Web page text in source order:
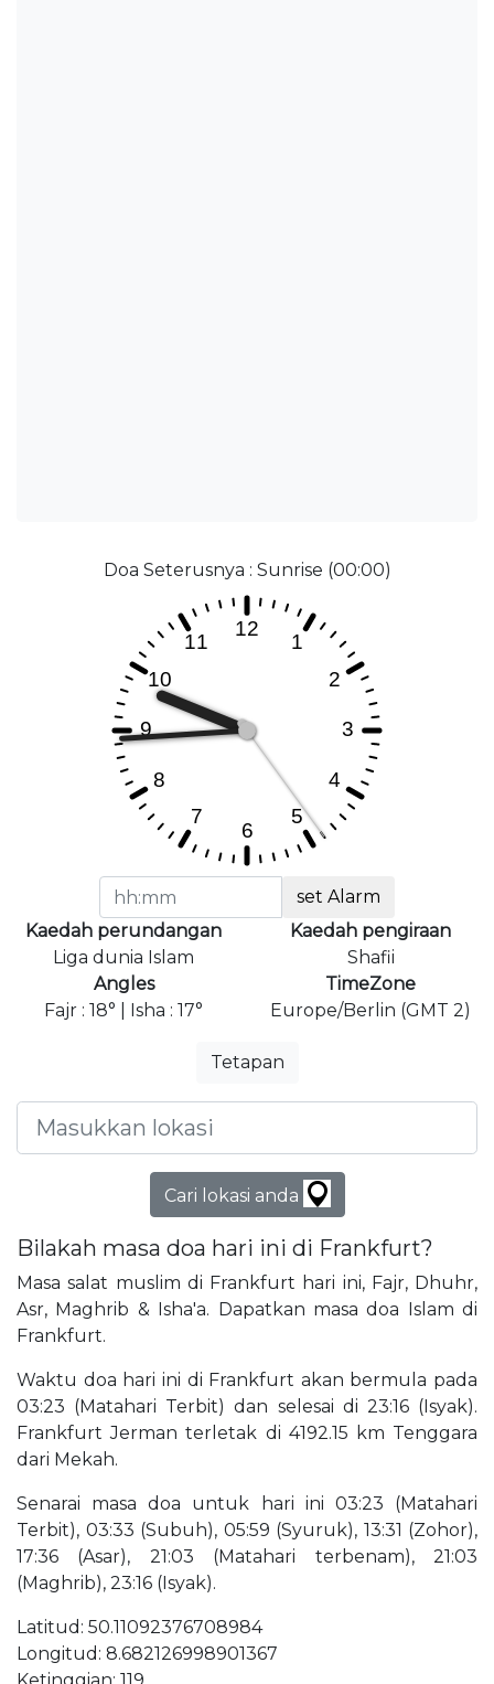
Doa Seterusnya : Sunrise (00:00)
set Alarm
Kaedah perundangan
Liga dunia Islam
Kaedah pengiraan
Shafii
Angles
Fajr : 18° | Isha : 17°
TimeZone
Europe/Berlin (GMT 2)
Tetapan
Cari lokasi anda
Bilakah masa doa hari ini di Frankfurt?
Masa salat muslim di Frankfurt hari ini, Fajr, Dhuhr,
Asr, Maghrib & Isha'a. Dapatkan masa doa Islam di
Frankfurt.
Waktu doa hari ini di Frankfurt akan bermula pada
03:23 (Matahari Terbit) dan selesai di 23:16 (Isyak).
Frankfurt Jerman terletak di 4192.15 km Tenggara
dari Mekah.
Senarai masa doa untuk hari ini 03:23 (Matahari
Terbit), 03:33 (Subuh), 05:59 (Syuruk), 13:31 (Zohor),
17:36 (Asar), 21:03 (Matahari terbenam), 21:03
(Maghrib), 23:16 (Isyak).
Latitud: 50.11092376708984
Longitud: 8.682126998901367